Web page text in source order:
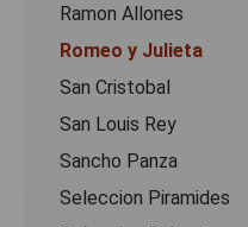
Ramon Allones
Romeo y Julieta
San Cristobal
San Louis Rey
Sancho Panza
Seleccion Piramides